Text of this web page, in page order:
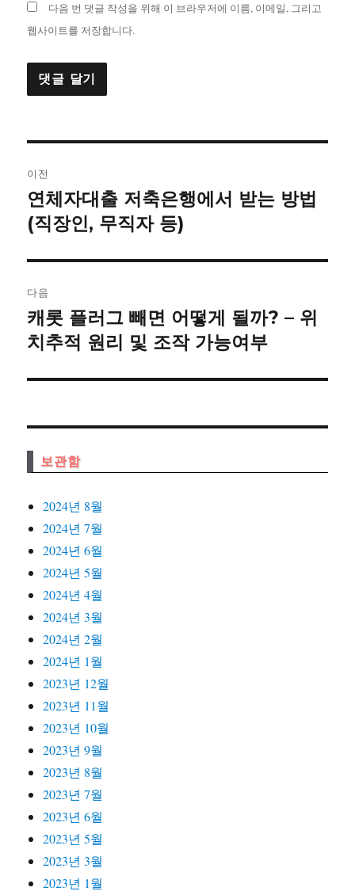
다음 번 댓글 작성을 위해 이 브라우저에 이름, 이메일, 그리고
웹사이트를 저장합니다.
내
비
게
이
션
이전
이
전
연체자대출 저축은행에서 받는 방법
(직장인, 무직자 등)
다음
다
음
캐롯 플러그 빼면 어떻게 될까? – 위
치추적 원리 및 조작 가능여부
보관함
2024년 8월
2024년 7월
2024년 6월
2024년 5월
2024년 4월
2024년 3월
2024년 2월
2024년 1월
2023년 12월
2023년 11월
2023년 10월
2023년 9월
2023년 8월
2023년 7월
2023년 6월
2023년 5월
2023년 3월
2023년 1월